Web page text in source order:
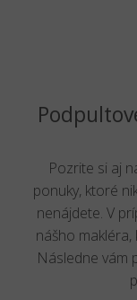
Pozrite si aj
ponuky, ktoré
nenájdete. V
nášho
Následne vám